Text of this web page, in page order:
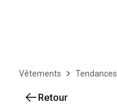
Vêtements Tendances
Retour